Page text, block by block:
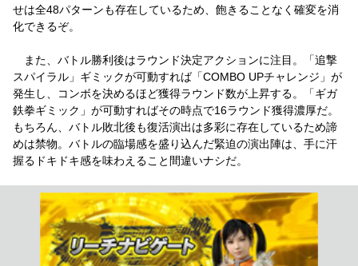
せは全48パターンも存在しているため、飽きることなく確変を消
化できるぞ。
また、バトル勝利後はラウンド決定アクションに注目。「追撃
スパイラル」ギミックが可動すれば「COMBO UPチャレンジ」が
発生し、コンボを決めるほど獲得ラウンド数が上昇する。「ギガ
鉄拳ギミック」が可動すればその時点で16ラウンド獲得濃厚だ。
もちろん、バトル敗北後も復活演出は多彩に存在しているため諦
めは禁物。バトルの臨場感を盛り込んだ緊迫の演出陣は、手に汗
握るドキドキ感を味わえること間違いナシだ。